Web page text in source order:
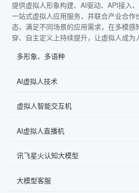
提供虚拟人形象构建、AI驱动、API接入
一站式虚拟人应用服务，并联合产业合作
态，满足不同场景的应用需求，在多模感
穿、自主定义上持续提升，让虚拟人成为
多形象、多语种
AI虚拟人技术
虚拟人智能交互机
AI虚拟人直播机
讯飞星火认知大模型
大模型客服